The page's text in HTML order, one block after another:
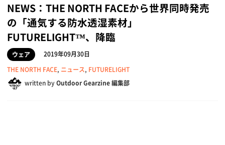
NEWS：THE NORTH FACEから世界同時発売
の「通気する防水透湿素材」
FUTURELIGHT™、降臨
ウェア
2019年09月30日
THE NORTH FACE, ニュース, FUTURELIGHT
written byOutdoor Gearzine 編集部